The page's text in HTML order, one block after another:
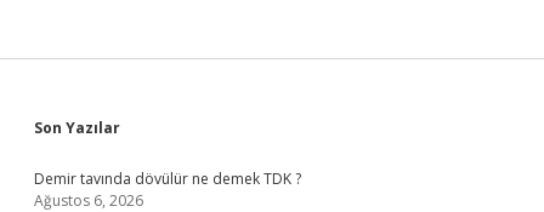
Sidebar
Son Yazılar
Demir tavında dövülür ne demek TDK ?
Ağustos 6, 2026